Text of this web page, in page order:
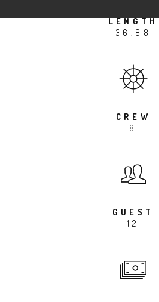
LENGTH
36,88
CREW
8
GUEST
12